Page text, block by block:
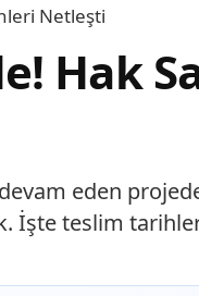
Netleşti
Hak
eden
İşte teslim